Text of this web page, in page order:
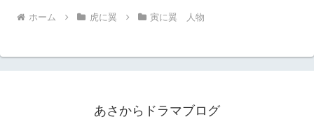
ホーム 虎に翼 寅に翼 人物
あさからドラマブログ